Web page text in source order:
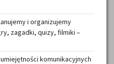
i organizujemy
zagadki, quizy, filmiki –
komunikacyjnych